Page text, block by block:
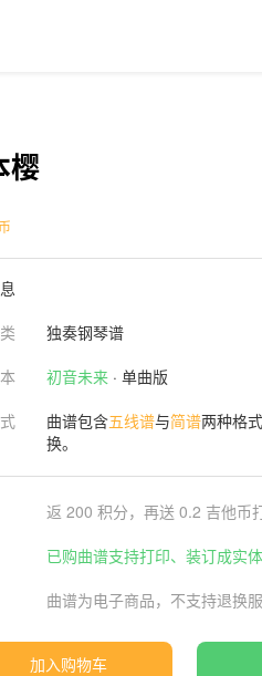
樱
独奏钢琴谱
初音未来· 单曲版
曲谱包含五线谱与简谱两种格
换。
返 200 积分，再送 0.2 吉他币
已购曲谱支持打印、装订成实
曲谱为电子商品，不支持退换
加入购物车